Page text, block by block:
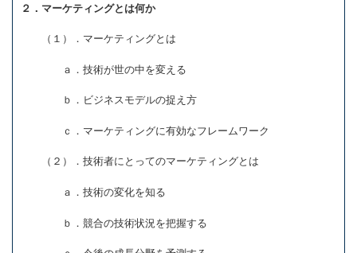
２．マーケティングとは何か
（１）．マーケティングとは
ａ．技術が世の中を変える
ｂ．ビジネスモデルの捉え方
ｃ．マーケティングに有効なフレームワーク
（２）．技術者にとってのマーケティングとは
ａ．技術の変化を知る
ｂ．競合の技術状況を把握する